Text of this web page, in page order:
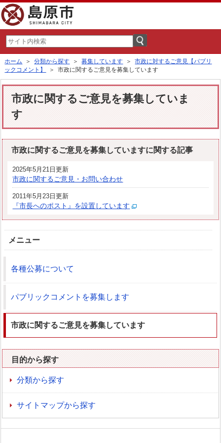
ホーム ＞分類から探す ＞募集しています ＞市政に対するご意見【パブリ
ックコメント】
＞ 市政に関するご意見を募集しています
市政に関するご意見を募集していま
す
市政に関するご意見を募集していますに関する記事
2025年5月21日更新
市政に関するご意見・お問い合わせ
2011年5月23日更新
『市長へのポスト』を設置しています
メニュー
各種公募について
パブリックコメントを募集します
市政に関するご意見を募集しています
目的から探す
分類から探す
サイトマップから探す